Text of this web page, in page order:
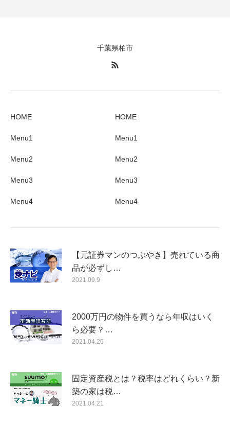
千葉県柏市
HOME
Menu1
Menu2
Menu3
Menu4
HOME
Menu1
Menu2
Menu3
Menu4
【元証券マンのつぶやき】売れている商
品が必ずし…
2021.09.9
2000万円の物件を買うなら年収はいく
ら必要？…
2021.04.26
固定資産税とは？税率はどれくらい？新
築の家は税…
2021.04.21